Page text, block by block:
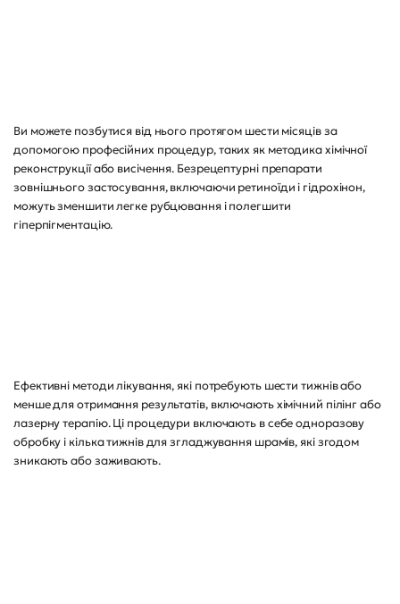
Ви можете позбутися від нього протягом шести місяців за
допомогою професійних процедур, таких як методика хімічної
реконструкції або висічення. Безрецептурні препарати
зовнішнього застосування, включаючи ретиноїди і гідрохінон,
можуть зменшити легке рубцювання і полегшити
гіперпігментацію.
Ефективні методи лікування, які потребують шести тижнів або
менше для отримання результатів, включають хімічний пілінг або
лазерну терапію. Ці процедури включають в себе одноразову
обробку і кілька тижнів для згладжування шрамів, які згодом
зникають або заживають.